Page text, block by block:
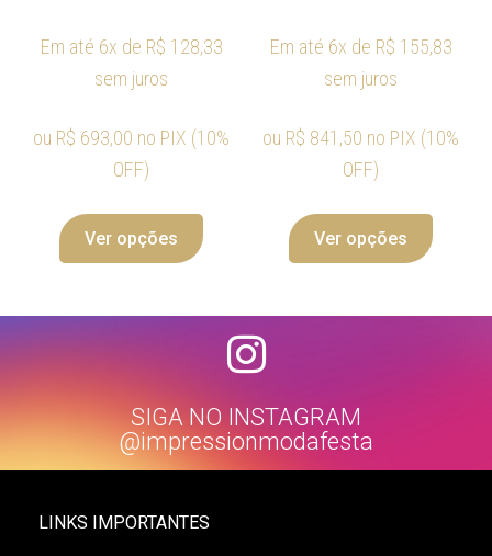
Em até 6x de R$ 128,33
sem juros
ou R$ 693,00 no PIX (10%
OFF)
Ver opções
Em até 6x de R$ 155,83
sem juros
ou R$ 841,50 no PIX (10%
OFF)
Ver opções
SIGA NO INSTAGRAM
@impressionmodafesta
LINKS IMPORTANTES